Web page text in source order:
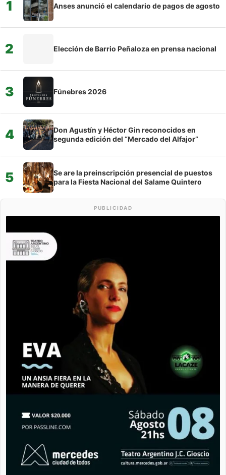
1 Anses anunció el calendario de pagos de agosto
2 Elección de Barrio Peñaloza en prensa nacional
3 Fúnebres 2026
4
Don Agustín y Héctor Gin reconocidos en
segunda edición del “Mercado del Alfajor”
5
Se are la preinscripción presencial de puestos
para la Fiesta Nacional del Salame Quintero
PUBLICIDAD